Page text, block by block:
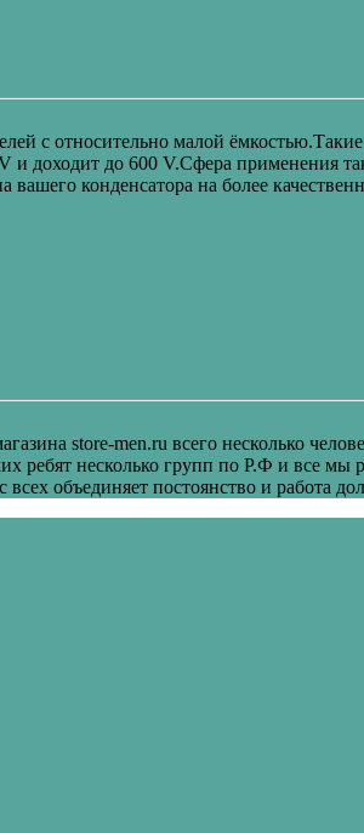
с относительно малой
доходит до 600 V.Сфера применения
конденсатора на более
store-men.ru всего несколько
ребят несколько групп по Р.Ф и все мы
объединяет постоянство и работа